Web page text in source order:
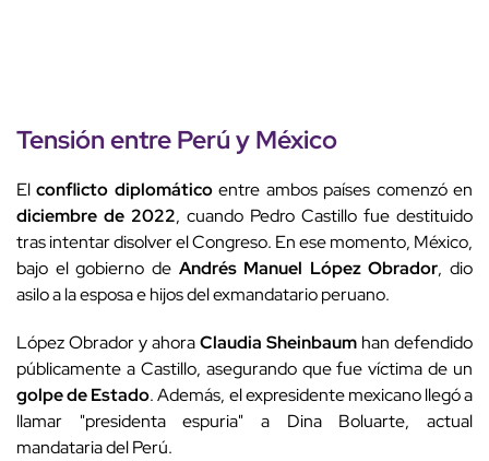
Tensión entre Perú y México
Elconflicto diplomáticoentre ambos países comenzó en
diciembre de 2022, cuando Pedro Castillo fue destituido
tras intentar disolver el Congreso. En ese momento, México,
bajo el gobierno de Andrés Manuel López Obrador, dio
asilo a la esposa e hijos del exmandatario peruano.
López Obrador y ahoraClaudia Sheinbaum han defendido
públicamente a Castillo, asegurando que fue víctima de un
golpe de Estado. Además, el expresidente mexicano llegó a
llamar "presidenta espuria" a Dina Boluarte, actual
mandataria del Perú.